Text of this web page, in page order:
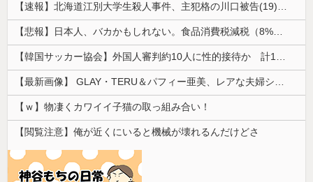
【速報】北海道江別大学生殺人事件、主犯格の川口被告(19)に無期懲役の判決
【悲報】日本人、バカかもしれない。食品消費税減税（8%→1%）に93.2%の国民が賛成してしまう
【韓国サッカー協会】外国人審判約10人に性的接待か 計1496回、約2億ウォン（約2200万円）
【最新画像】 GLAY・TERU＆パフィー亜美、レアな夫婦ショットを公開してしまう！
【ｗ】物凄くカワイイ子猫の取っ組み合い！
【閲覧注意】俺が近くにいると機械が壊れるんだけどさ